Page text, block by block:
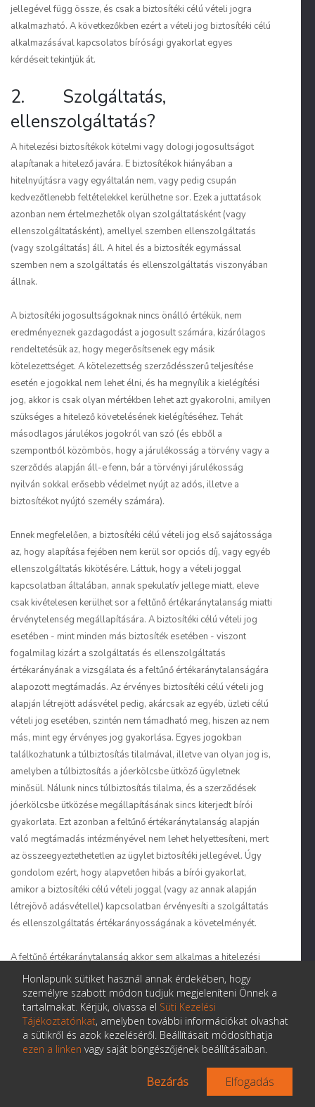
jellegével függ össze, és csak a biztosítéki célú vételi jogra
alkalmazható. A következőkben ezért a vételi jog biztosítéki célú
alkalmazásával kapcsolatos bírósági gyakorlat egyes
kérdéseit tekintjük át.
2. Szolgáltatás,
ellenszolgáltatás?
A hitelezési biztosítékok kötelmi vagy dologi jogosultságot
alapítanak a hitelező javára. E biztosítékok hiányában a
hitelnyújtásra vagy egyáltalán nem, vagy pedig csupán
kedvezőtlenebb feltételekkel kerülhetne sor. Ezek a juttatások
azonban nem értelmezhetők olyan szolgáltatásként (vagy
ellenszolgáltatásként), amellyel szemben ellenszolgáltatás
(vagy szolgáltatás) áll. A hitel és a biztosíték egymással
szemben nem a szolgáltatás és ellenszolgáltatás viszonyában
állnak.
A biztosítéki jogosultságoknak nincs önálló értékük, nem
eredményeznek gazdagodást a jogosult számára, kizárólagos
rendeltetésük az, hogy megerősítsenek egy másik
kötelezettséget. A kötelezettség szerződésszerű teljesítése
esetén e jogokkal nem lehet élni, és ha megnyílik a kielégítési
jog, akkor is csak olyan mértékben lehet azt gyakorolni, amilyen
szükséges a hitelező követelésének kielégítéséhez. Tehát
másodlagos járulékos jogokról van szó (és ebből a
szempontból közömbös, hogy a járulékosság a törvény vagy a
szerződés alapján áll-e fenn, bár a törvényi járulékosság
nyilván sokkal erősebb védelmet nyújt az adós, illetve a
biztosítékot nyújtó személy számára).
Ennek megfelelően, a biztosítéki célú vételi jog első sajátossága
az, hogy alapítása fejében nem kerül sor opciós díj, vagy egyéb
ellenszolgáltatás kikötésére. Láttuk, hogy a vételi joggal
kapcsolatban általában, annak spekulatív jellege miatt, eleve
csak kivételesen kerülhet sor a feltűnő értékaránytalanság miatti
érvénytelenség megállapítására. A biztosítéki célú vételi jog
esetében - mint minden más biztosíték esetében - viszont
fogalmilag kizárt a szolgáltatás és ellenszolgáltatás
értékarányának a vizs­gálata és a feltűnő értékaránytalanságára
alapozott meg­támadás. Az érvényes biztosítéki célú vételi jog
alapján létrejött adásvétel pedig, akárcsak az egyéb, üzleti célú
vételi jog esetében, szintén nem támadható meg, hiszen az nem
más, mint egy érvényes jog gyakorlása. Egyes jogokban
találkozhatunk a túlbiztosítás tilalmával, illetve van olyan jog is,
amelyben a túlbiztosítás a jóerkölcsbe ütköző ügyletnek
minősül. Nálunk nincs túlbiztosítás tilalma, és a szerződések
jóerkölcsbe ütközése megálla­pításának sincs kiterjedt bírói
gyakorlata. Ezt azonban a feltűnő értékaránytalanság alapján
való megtámadás intézményével nem lehet helyettesíteni, mert
az össze­egyeztethetetlen az ügylet biztosítéki jellegével. Úgy
gondolom ezért, hogy alapvetően hibás a bírói gyakorlat,
amikor a biztosítéki célú vételi joggal (vagy az annak alapján
létrejövő adásvétellel) kapcsolatban érvényesíti a szolgáltatás
és ellenszolgáltatás értékarányosságának a követelményét.
A feltűnő értékaránytalanság akkor sem alkalmas a hitelezési
biztosítékokkal kapcsolatos sérelmek orvoslására, ha az ilyen
címen való megtámadással kapcsolatos fentiekben tárgyalt
aggályoktól el is tekin­tünk. Az érvénytelenség e címen való
megállapítása a szerződéses szabadságból fakadó alku
eredményének tiszteletben tartásán alapuló korlátozott
mértékű bírói beavatkozást tesz lehetővé, amely nem pótolja a
tényleges elszámolást. A feltűnő értékaránytalanság hiányára,
illetve az elszámolási kötelezettség fennállására vonatkozó
Honlapunk sütiket használ annak érdekében, hogy
személyre szabott módon tudjuk megjeleníteni Önnek a
tartalmakat. Kérjük, olvassa el Süti Kezelési
Tájékoztatónkat, amelyben további információkat olvashat
a sütikről és azok kezeléséről. Beállításait módosíthatja
ezen a linken vagy saját böngészőjének beállításaiban.
Bezárás Elfogadás